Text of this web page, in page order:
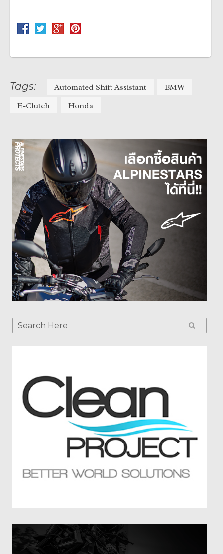
Tags: Automated Shift Assistant
BMW
E-Clutch
Honda